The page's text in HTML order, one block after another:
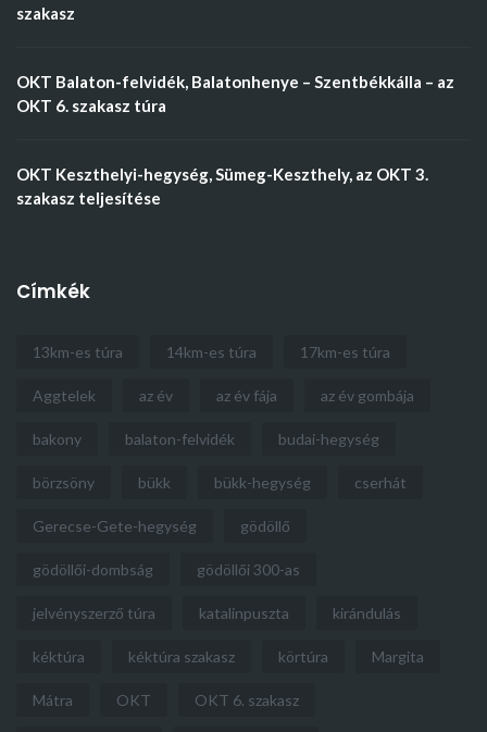
szakasz
OKT Balaton-felvidék, Balatonhenye – Szentbékkálla – az
OKT 6. szakasz túra
OKT Keszthelyi-hegység, Sümeg-Keszthely, az OKT 3.
szakasz teljesítése
Címkék
13km-es túra 14km-es túra 17km-es túra
Aggtelek az év az év fája az év gombája
bakony balaton-felvidék budai-hegység
börzsöny bükk bükk-hegység cserhát
Gerecse-Gete-hegység gödöllő
gödöllői-dombság gödöllői 300-as
jelvényszerző túra katalinpuszta kirándulás
kéktúra kéktúra szakasz körtúra Margita
Mátra OKT OKT 6. szakasz